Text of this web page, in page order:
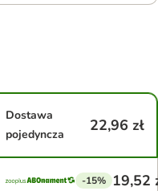
Dostawa
pojedyncza
22,96 zł
-15% 19,52